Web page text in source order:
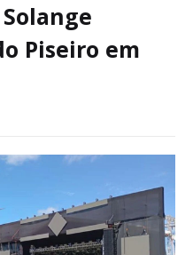
Piseiro em